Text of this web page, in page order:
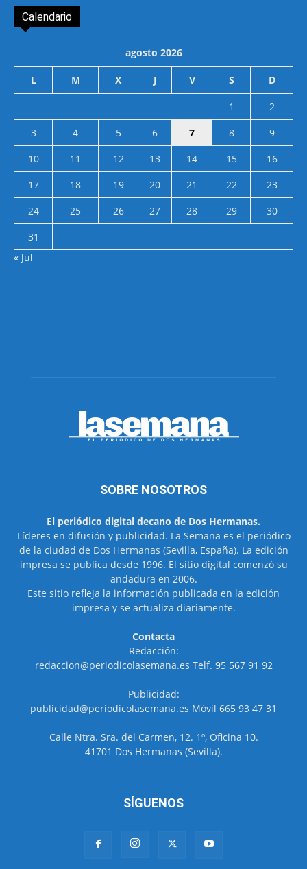
Calendario
agosto 2026
L M X J V S D
1
2
3
4 5 6 7 8
9
10
11 12 13 14 15
16
17
18 19 20 21 22
23
24
25 26 27 28 29
30
31
« Jul
SOBRE NOSOTROS
El periódico digital decano de Dos Hermanas.
Líderes en difusión y publicidad. La Semana es el periódico
de la ciudad de Dos Hermanas (Sevilla, España). La edición
impresa se publica desde 1996. El sitio digital comenzó su
andadura en 2006.
Este sitio refleja la información publicada en la edición
impresa y se actualiza diariamente.
Contacta
Redacción:
redaccion@periodicolasemana.es Telf. 95 567 91 92
Publicidad:
publicidad@periodicolasemana.es Móvil 665 93 47 31
Calle Ntra. Sra. del Carmen, 12. 1º, Oficina 10.
41701 Dos Hermanas (Sevilla).
SÍGUENOS